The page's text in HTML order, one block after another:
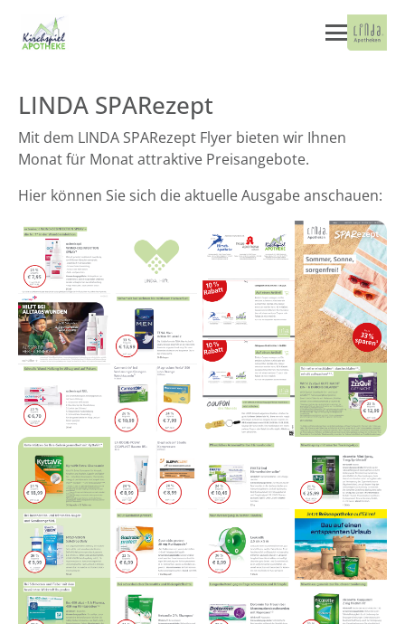
LINDA SPARezept
Mit dem LINDA SPARezept Flyer bieten wir Ihnen
Monat für Monat attraktive Preisangebote.
Hier können Sie sich die aktuelle Ausgabe anschauen: